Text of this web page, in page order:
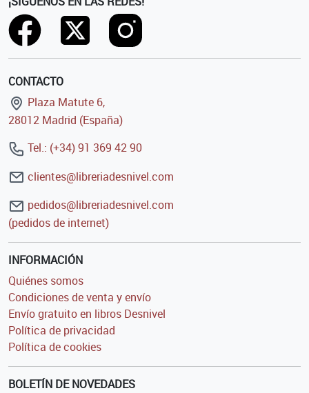
CONTACTO
Plaza Matute 6,
28012 Madrid (España)
Tel.: (+34) 91 369 42 90
clientes@libreriadesnivel.com
pedidos@libreriadesnivel.com
(pedidos de internet)
INFORMACIÓN
Quiénes somos
Condiciones de venta y envío
Envío gratuito en libros Desnivel
Política de privacidad
Política de cookies
BOLETÍN DE NOVEDADES